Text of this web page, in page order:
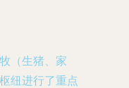
（生猪、家
纽进行了重点